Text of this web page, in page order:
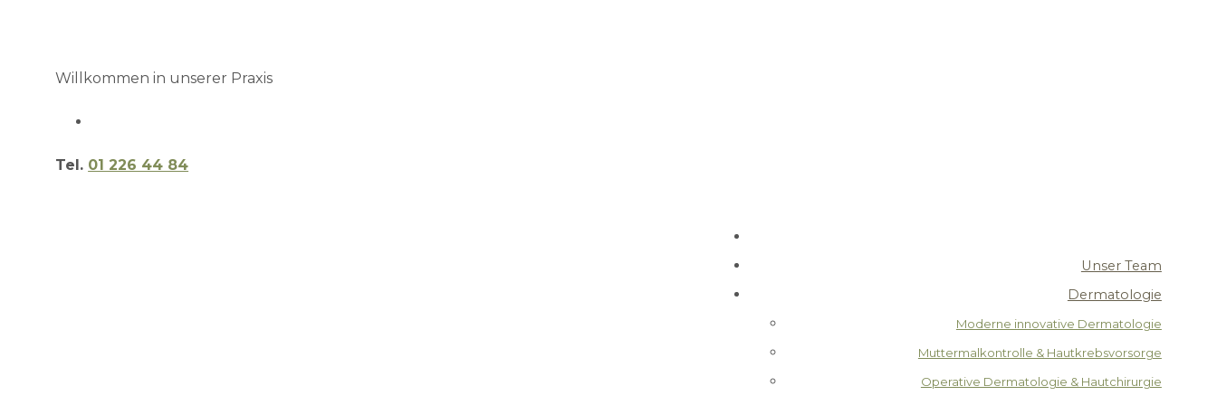
Willkommen in unserer Praxis
Tel. 01 226 44 84
Unser Team
Dermatologie
Moderne innovative Dermatologie
Muttermalkontrolle & Hautkrebsvorsorge
Operative Dermatologie & Hautchirurgie